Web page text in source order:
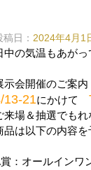
稿日： 2024年4月1
中の気温もあが
示会開催のご案内
13-21にかけて
来場＆抽選でも
品は以下の内容を
：オールインワ